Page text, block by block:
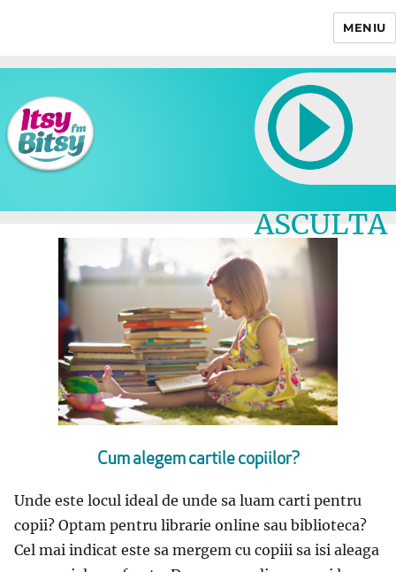
MENIU
ASCULTA
LIVE
Cum alegem cartile copiilor?
Unde este locul ideal de unde sa luam carti pentru
copii? Optam pentru librarie online sau biblioteca?
Cel mai indicat este sa mergem cu copiii sa isi aleaga